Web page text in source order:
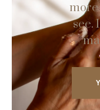
see.